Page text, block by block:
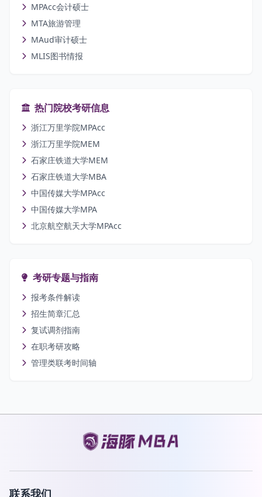
MPAcc会计硕士
MTA旅游管理
MAud审计硕士
MLIS图书情报
热门院校考研信息
浙江万里学院MPAcc
浙江万里学院MEM
石家庄铁道大学MEM
石家庄铁道大学MBA
中国传媒大学MPAcc
中国传媒大学MPA
北京航空航天大学MPAcc
考研专题与指南
报考条件解读
招生简章汇总
复试调剂指南
在职考研攻略
管理类联考时间轴
联系我们